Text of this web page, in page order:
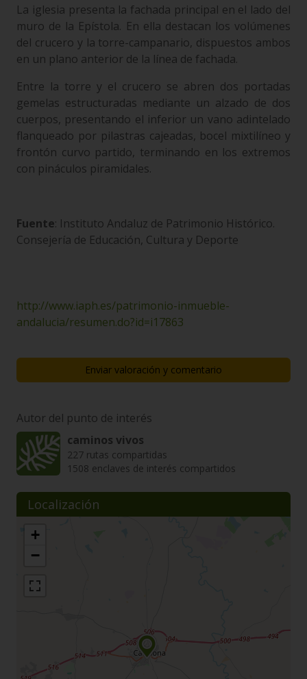
La iglesia presenta la fachada principal en el lado del
muro de la Epístola. En ella destacan los volúmenes
del crucero y la torre-campanario, dispuestos ambos
en un plano anterior de la línea de fachada.
Entre la torre y el crucero se abren dos portadas
gemelas estructuradas mediante un alzado de dos
cuerpos, presentando el inferior un vano adintelado
flanqueado por pilastras cajeadas, bocel mixtilíneo y
frontón curvo partido, terminando en los extremos
con pináculos piramidales.
Fuente: Instituto Andaluz de Patrimonio Histórico.
Consejería de Educación, Cultura y Deporte
http://www.iaph.es/patrimonio-inmueble-
andalucia/resumen.do?id=i17863
Enviar valoración y comentario
Autor del punto de interés
caminos vivos
227 rutas compartidas
1508 enclaves de interés compartidos
Localización
+
−